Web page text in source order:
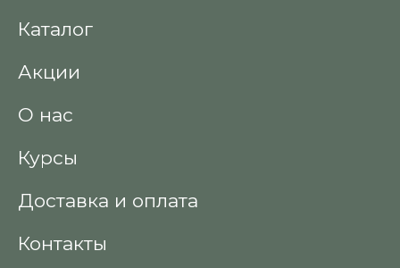
Каталог
Акции
О нас
Курсы
Доставка и оплата
Контакты